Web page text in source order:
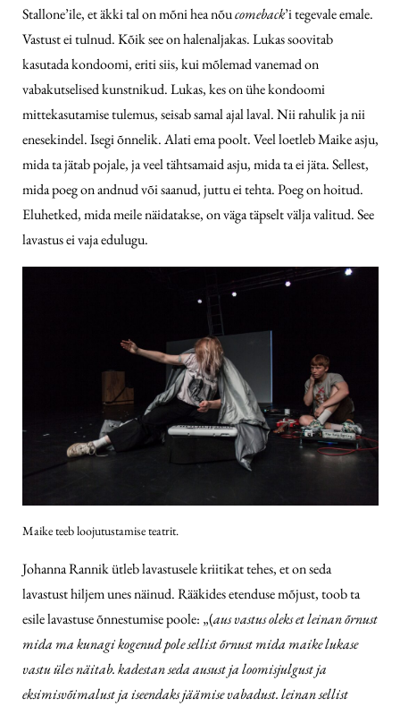
Stallone’ile, et äkki tal on mõni hea nõucomeback’i tegevale emale.
Vastust ei tulnud. Kõik see on halenaljakas. Lukas soovitab
kasutada kondoomi, eriti siis, kui mõlemad vanemad on
vabakutselised kunstnikud. Lukas, kes on ühe kondoomi
mittekasutamise tulemus, seisab samal ajal laval. Nii rahulik ja nii
enesekindel. Isegi õnnelik. Alati ema poolt. Veel loetleb Maike asju,
mida ta jätab pojale, ja veel tähtsamaid asju, mida ta ei jäta. Sellest,
mida poeg on andnud või saanud, juttu ei tehta. Poeg on hoitud.
Eluhetked, mida meile näidatakse, on väga täpselt välja valitud. See
lavastus ei vaja edulugu.
Maike teeb loojutustamise teatrit.
Johanna Rannik ütleb lavastusele kriitikat tehes, et on seda
lavastust hiljem unes näinud. Rääkides etenduse mõjust, toob ta
esile lavastuse õnnestumise poole: „(aus vastus oleks et leinan õrnust
mida ma kunagi kogenud pole sellist õrnust mida maike lukase
vastu üles näitab. kadestan seda ausust ja loomisjulgust ja
eksimisvõimalust ja iseendaks jäämise vabadust. leinan sellist